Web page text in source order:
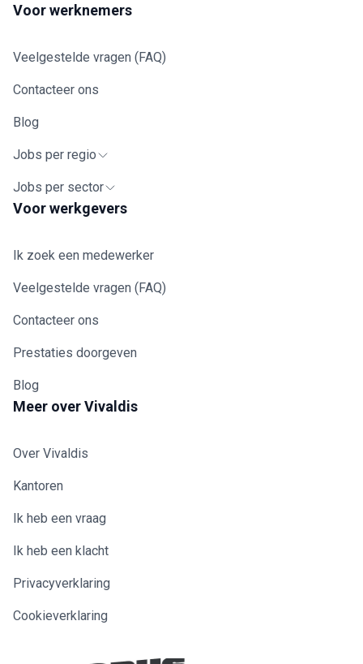
Voor werknemers
Veelgestelde vragen (FAQ)
Contacteer ons
Blog
Jobs per regio
Jobs per sector
Voor werkgevers
Ik zoek een medewerker
Veelgestelde vragen (FAQ)
Contacteer ons
Prestaties doorgeven
Blog
Meer over Vivaldis
Over Vivaldis
Kantoren
Ik heb een vraag
Ik heb een klacht
Privacyverklaring
Cookieverklaring